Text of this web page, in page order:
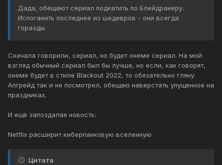
Дада, обещают сериал подкатить по Блейдранеру.
Испоганить последнее из шедевров - они всегда
горазды.
Сначала говорили, сериал, но будет онеме сериал. На мой
взгляд обычный сериал был бы лучше, но если, как говорят,
онеме будет в стиле Blackout 2022, то обязательно гляну.
Апгрейд так и не посмотрел, обещаю наверстать упущенное на
праздниках.
И ещё запоздалая новость:
Netflix расширит киберпанковую вселенную
Цитата